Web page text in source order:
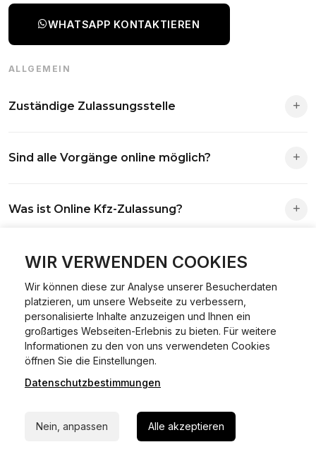
WIR VERWENDEN COOKIES
Wir können diese zur Analyse unserer Besucherdaten
platzieren, um unsere Webseite zu verbessern,
personalisierte Inhalte anzuzeigen und Ihnen ein
großartiges Webseiten-Erlebnis zu bieten. Für weitere
Informationen zu den von uns verwendeten Cookies
öffnen Sie die Einstellungen.
Datenschutzbestimmungen
Nein, anpassen Alle akzeptieren
WHATSAPP KONTAKTIEREN
ALLGEMEIN
Zuständige Zulassungsstelle
Antrag wird automatisch an die richtige Stelle weitergeleitet.
Sind alle Vorgänge online möglich?
Abmeldungen für Fahrzeuge mit Erstzulassung vor dem
Was ist Online Kfz-Zulassung?
ummelden oder abmelden kannst – inklusive Dateneingabe,
Dokumentprüfung und Bezahlung.
Welche Vorteile gibt es?
Zeitersparnis, flexible Durchführung, kein Besuch der
Behörde notwendig.
Welche Unterlagen werden benötigt?
Fahrzeugbrief, Fahrzeugschein, Ausweis oder Reisepass,
Versicherungsnachweis, falls erforderlich TÜV-Bericht.
Wie sicher ist das Verfahren?
Kann ich mein Fahrzeug online ummelden oder
abmelden?